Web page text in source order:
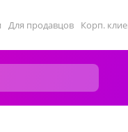
Для продавцов Корп.